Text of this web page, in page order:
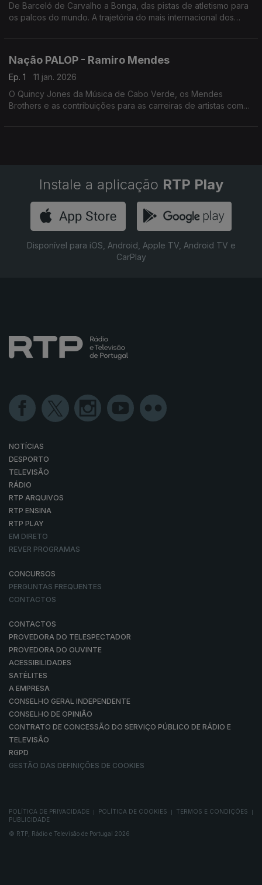
De Barceló de Carvalho a Bonga, das pistas de atletismo para
os palcos do mundo. A trajetória do mais internacional dos
Nação PALOP - Ramiro Mendes
Ep. 1
11 jan. 2026
O Quincy Jones da Música de Cabo Verde, os Mendes
Brothers e as contribuições para as carreiras de artistas como
Instale a aplicação RTP Play
Disponível para iOS, Android, Apple TV, Android TV e
CarPlay
NOTÍCIAS
DESPORTO
TELEVISÃO
RÁDIO
RTP ARQUIVOS
RTP ENSINA
RTP PLAY
EM DIRETO
REVER PROGRAMAS
CONCURSOS
PERGUNTAS FREQUENTES
CONTACTOS
CONTACTOS
PROVEDORA DO TELESPECTADOR
PROVEDORA DO OUVINTE
ACESSIBILIDADES
SATÉLITES
A EMPRESA
CONSELHO GERAL INDEPENDENTE
CONSELHO DE OPINIÃO
CONTRATO DE CONCESSÃO DO SERVIÇO PÚBLICO DE RÁDIO E
TELEVISÃO
RGPD
GESTÃO DAS DEFINIÇÕES DE COOKIES
POLÍTICA DE PRIVACIDADE POLÍTICA DE COOKIES TERMOS E CONDIÇÕES
PUBLICIDADE
© RTP, Rádio e Televisão de Portugal 2026